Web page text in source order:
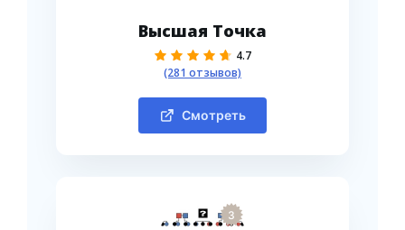
Высшая Точка
4.7
(281 отзывов)
Смотреть
3